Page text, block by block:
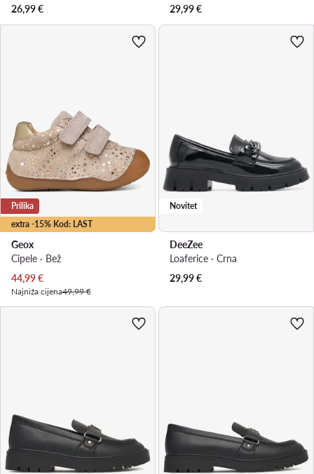
26,99€
29,99€
extra -15% Kod: LAST
Prilika
Geox
Cipele · Bež
Trenutna cijena
44,99€
Najniža cijena49,99 €
Novitet
DeeZee
Loaferice · Crna
29,99€